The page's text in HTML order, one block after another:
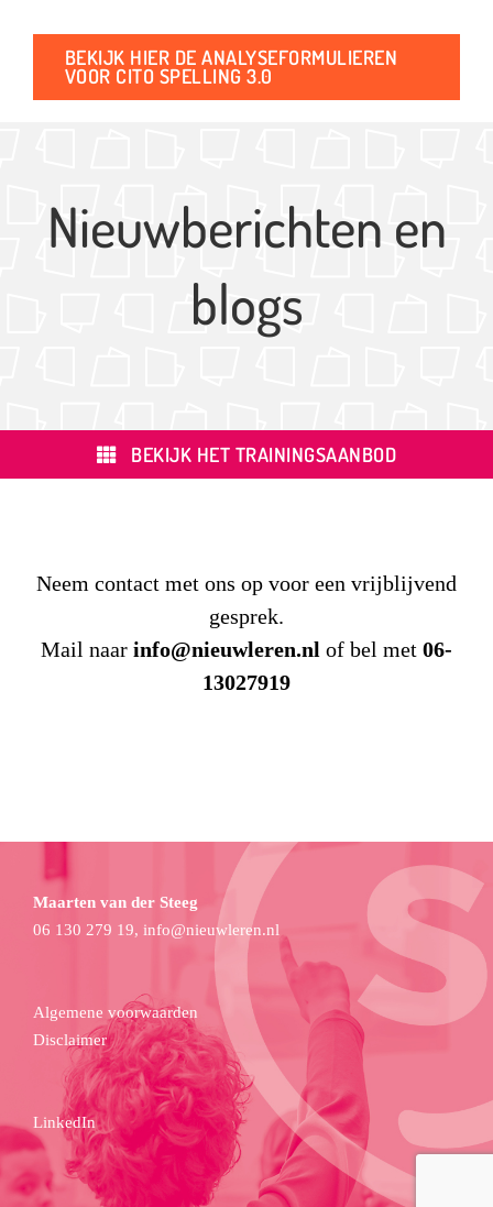
BEKIJK HIER DE ANALYSEFORMULIEREN
VOOR CITO SPELLING 3.0
Nieuwberichten en
blogs
BEKIJK HET TRAININGSAANBOD
Neem contact met ons op voor een vrijblijvend
gesprek.
Mail naar info@nieuwleren.nl of bel met 06-
13027919
Maarten van der Steeg
06 130 279 19, info@nieuwleren.nl
Algemene voorwaarden
Disclaimer
LinkedIn